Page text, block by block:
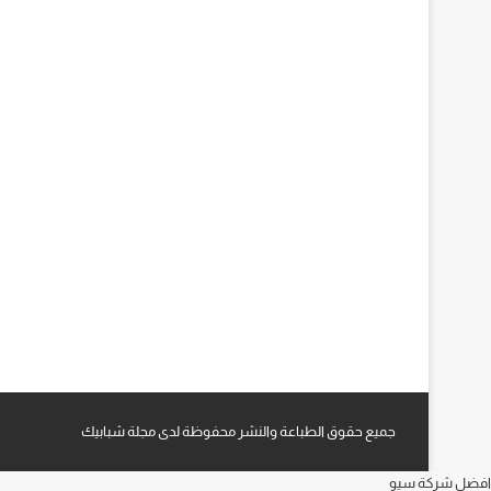
جميع حقوق الطباعة والنشر محفوظة لدى مجلة شبابيك
افضل شركة سيو